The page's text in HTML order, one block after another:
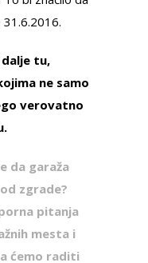
dalje tu,
ne samo
verovatno
da garaža
zgrade?
pitanja
mesta i
ćemo raditi